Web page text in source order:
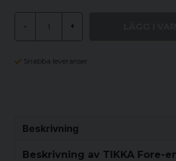
- +
Snabba leveranser
Beskrivning
Beskrivning av TIKKA Fore-